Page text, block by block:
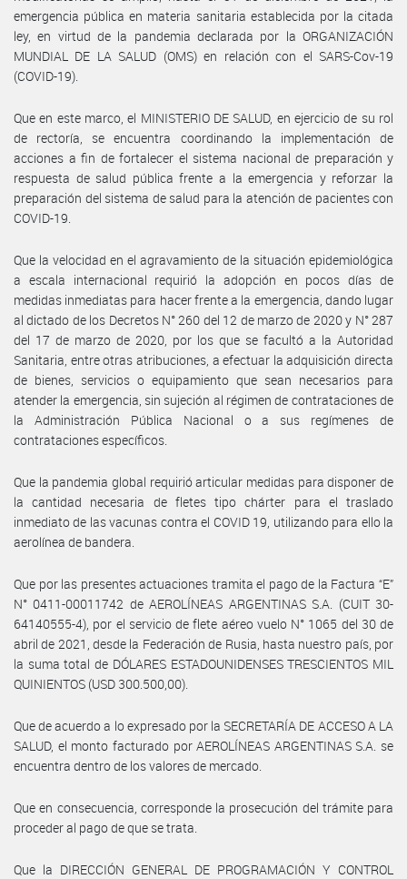
emergencia pública en materia sanitaria establecida por la citada
ley, en virtud de la pandemia declarada por la ORGANIZACIÓN
MUNDIAL DE LA SALUD (OMS) en relación con el SARS-Cov-19
(COVID-19).
Que en este marco, el MINISTERIO DE SALUD, en ejercicio de su rol
de rectoría, se encuentra coordinando la implementación de
acciones a fin de fortalecer el sistema nacional de preparación y
respuesta de salud pública frente a la emergencia y reforzar la
preparación del sistema de salud para la atención de pacientes con
COVID-19.
Que la velocidad en el agravamiento de la situación epidemiológica
a escala internacional requirió la adopción en pocos días de
medidas inmediatas para hacer frente a la emergencia, dando lugar
al dictado de los Decretos N° 260 del 12 de marzo de 2020 y N° 287
del 17 de marzo de 2020, por los que se facultó a la Autoridad
Sanitaria, entre otras atribuciones, a efectuar la adquisición directa
de bienes, servicios o equipamiento que sean necesarios para
atender la emergencia, sin sujeción al régimen de contrataciones de
la Administración Pública Nacional o a sus regímenes de
contrataciones específicos.
Que la pandemia global requirió articular medidas para disponer de
la cantidad necesaria de fletes tipo chárter para el traslado
inmediato de las vacunas contra el COVID 19, utilizando para ello la
aerolínea de bandera.
Que por las presentes actuaciones tramita el pago de la Factura “E”
N° 0411-00011742 de AEROLÍNEAS ARGENTINAS S.A. (CUIT 30-
64140555-4), por el servicio de flete aéreo vuelo N° 1065 del 30 de
abril de 2021, desde la Federación de Rusia, hasta nuestro país, por
la suma total de DÓLARES ESTADOUNIDENSES TRESCIENTOS MIL
QUINIENTOS (USD 300.500,00).
Que de acuerdo a lo expresado por la SECRETARÍA DE ACCESO A LA
SALUD, el monto facturado por AEROLÍNEAS ARGENTINAS S.A. se
encuentra dentro de los valores de mercado.
Que en consecuencia, corresponde la prosecución del trámite para
proceder al pago de que se trata.
Que la DIRECCIÓN GENERAL DE PROGRAMACIÓN Y CONTROL